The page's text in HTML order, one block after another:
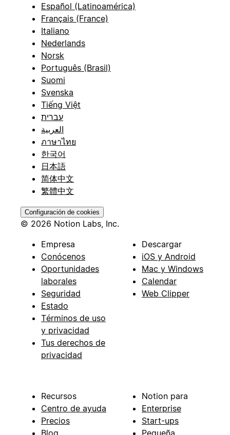
Español (Latinoamérica)
Français (France)
Italiano
Nederlands
Norsk
Português (Brasil)
Suomi
Svenska
Tiếng Việt
עברית
العربية
ภาษาไทย
한국어
日本語
简体中文
繁體中文
Configuración de cookies
© 2026 Notion Labs, Inc.
Empresa
Conócenos
Oportunidades
laborales
Seguridad
Estado
Términos de uso
y privacidad
Tus derechos de
privacidad
Descargar
iOS y Android
Mac y Windows
Calendar
Web Clipper
Recursos
Centro de ayuda
Precios
Notion para
Enterprise
Start-ups